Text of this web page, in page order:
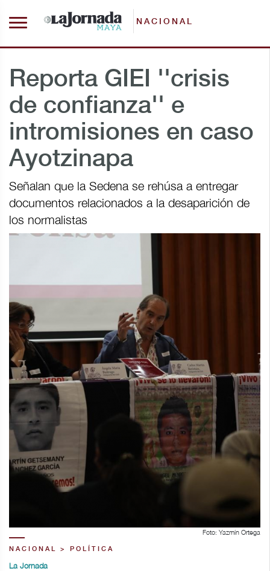
NACIONAL
Reporta GIEI ''crisis
de confianza'' e
intromisiones en caso
Ayotzinapa
Señalan que la Sedena se rehúsa a entregar
documentos relacionados a la desaparición de
los normalistas
Foto: Yazmín Ortega
NACIONAL > POLÍTICA
La Jornada